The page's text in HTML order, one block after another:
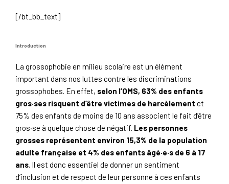
[/bt_bb_text]
Introduction
La grossophobie en milieu scolaire est un élément
important dans nos luttes contre les discriminations
grossophobes. En effet, selon l’OMS, 63% des enfants
gros·ses risquent d’être victimes de harcèlement et
75% des enfants de moins de 10 ans associent le fait d’être
gros·se à quelque chose de négatif. Les personnes
grosses représentent environ 15,3% de la population
adulte française et 4% des enfants âgé·e·s de 6 à 17
ans. Il est donc essentiel de donner un sentiment
d’inclusion et de respect de leur personne à ces enfants